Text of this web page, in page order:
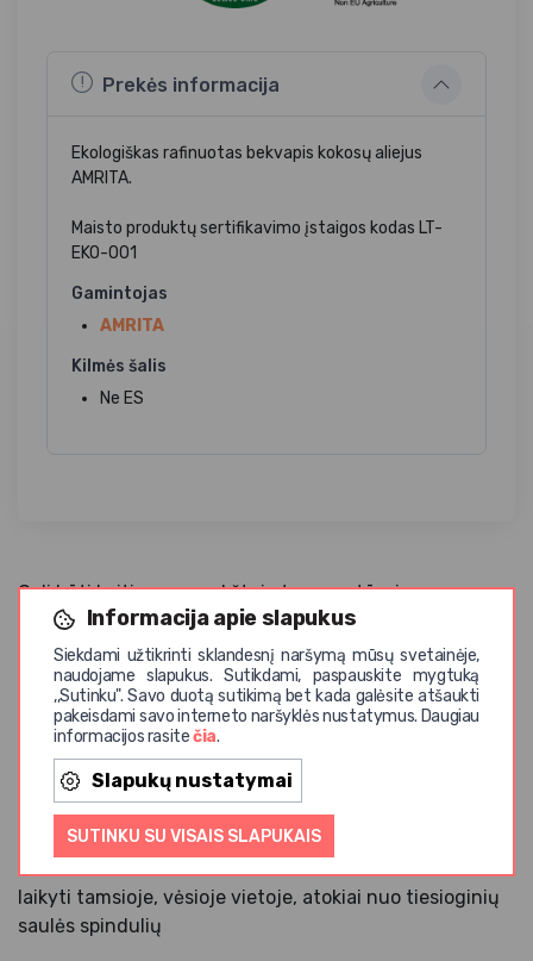
Informacija apie slapukus
Siekdami užtikrinti sklandesnį naršymą mūsų svetainėje,
naudojame slapukus. Sutikdami, paspauskite mygtuką
,,Sutinku". Savo duotą sutikimą bet kada galėsite atšaukti
pakeisdami savo interneto naršyklės nustatymus. Daugiau
informacijos rasitečia.
Slapukų nustatymai
SUTINKU SU VISAIS SLAPUKAIS
Prekės informacija
Ekologiškas rafinuotas bekvapis kokosų aliejus
AMRITA.
Maisto produktų sertifikavimo įstaigos kodas LT-
EKO-001
Gamintojas
AMRITA
Kilmės šalis
Ne ES
Gali būti kaitinamas aukštoje temperatūroje.
Aukštesnėje nei 24°C temperatūroje aliejus pradeda
skystėti.
Gamintojas: AMRITA - UAB EKO PIRK
Kilmės šalis: Ne ES
Sudėtis
ekologiškas rafinuotas kokosų aliejus
Naudojimas
laikyti tamsioje, vėsioje vietoje, atokiai nuo tiesioginių
saulės spindulių